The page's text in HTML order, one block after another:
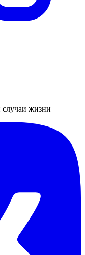
случаи жизни